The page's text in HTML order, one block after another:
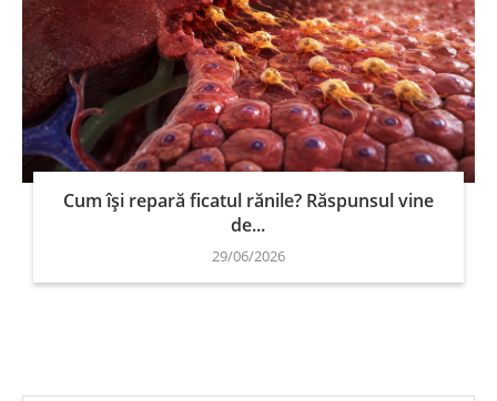
Cum își repară ficatul rănile? Răspunsul vine
de...
29/06/2026